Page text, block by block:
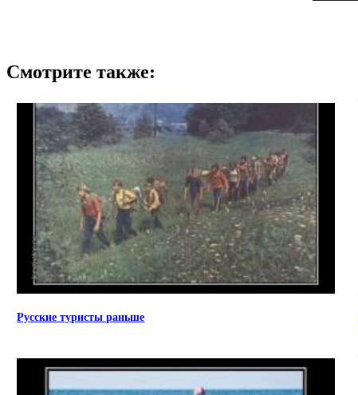
Смотрите также:
Русские туристы раньше